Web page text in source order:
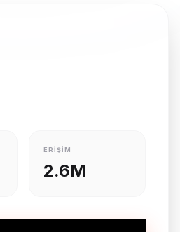
ERIŞIM
2.6M